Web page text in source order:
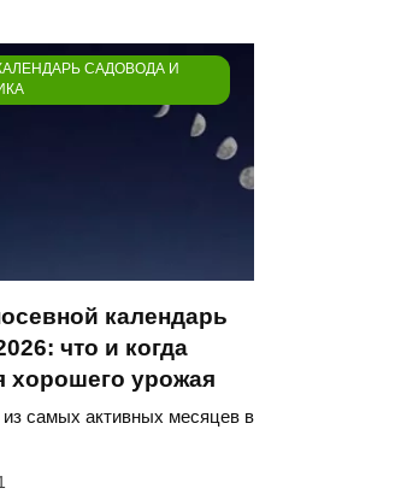
САДОВОДА И
календарь
что и когда
хорошего урожая
самых активных месяцев в